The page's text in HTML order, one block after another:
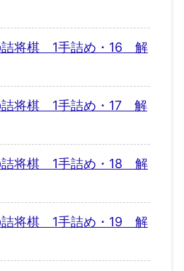
詰将棋 1手詰め・16 解
詰将棋 1手詰め・17 解
詰将棋 1手詰め・18 解
詰将棋 1手詰め・19 解